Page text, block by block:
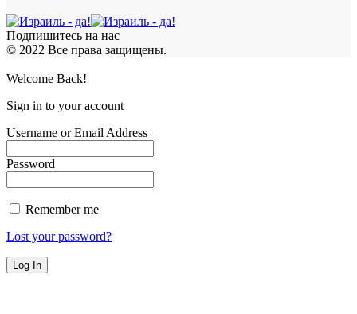
Подпишитесь на нас
© 2022 Все права защищены.
Welcome Back!
Sign in to your account
Username or Email Address
Password
Remember me
Lost your password?